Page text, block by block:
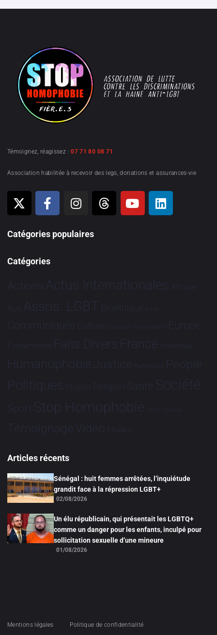
Témoignez, réagissez :07 71 80 08 71
Association habilitée à recevoir des legs, donations et assurances-vie
Catégories populaires
Catégories
Actions Actus Internationales Afrique
Asie Assos. LGBT Bioéthique Brève
Communiqués Culture Dialogues France-Brésil Europe
Evénements Faits Divers France Hommage
HumanophobieJustice Partenariat People
Politiques Projets Religion Santé Société
Sport Stop Homophobie Tech Tribune
TémoignageVidéo Études
Articles récents
Sénégal : huit femmes arrêtées, l’inquiétude
grandit face à la répression LGBT+
02/08/2026
Un élu républicain, qui présentait les LGBTQ+
comme un danger pour les enfants, inculpé pour
sollicitation sexuelle d’une mineure
01/08/2026
Mentions légales Politique de confidentialité